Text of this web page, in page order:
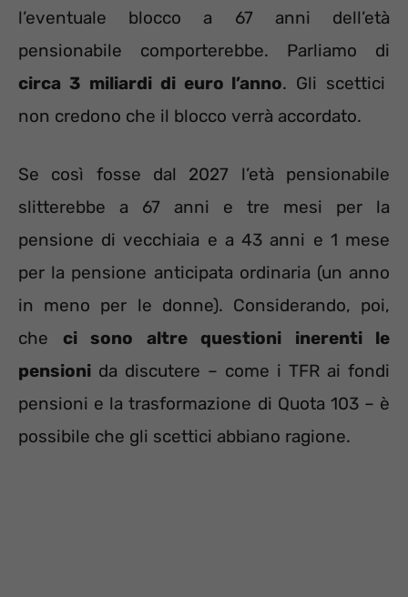
l’eventuale blocco a 67 anni dell’età
pensionabile comporterebbe. Parliamo di
circa 3 miliardi di euro l’anno. Gli scettici
non credono che il blocco verrà accordato.
Se così fosse dal 2027 l’età pensionabile
slitterebbe a 67 anni e tre mesi per la
pensione di vecchiaia e a 43 anni e 1 mese
per la pensione anticipata ordinaria (un anno
in meno per le donne). Considerando, poi,
che ci sono altre questioni inerenti le
pensioni da discutere – come i TFR ai fondi
pensioni e la trasformazione di Quota 103 – è
possibile che gli scettici abbiano ragione.